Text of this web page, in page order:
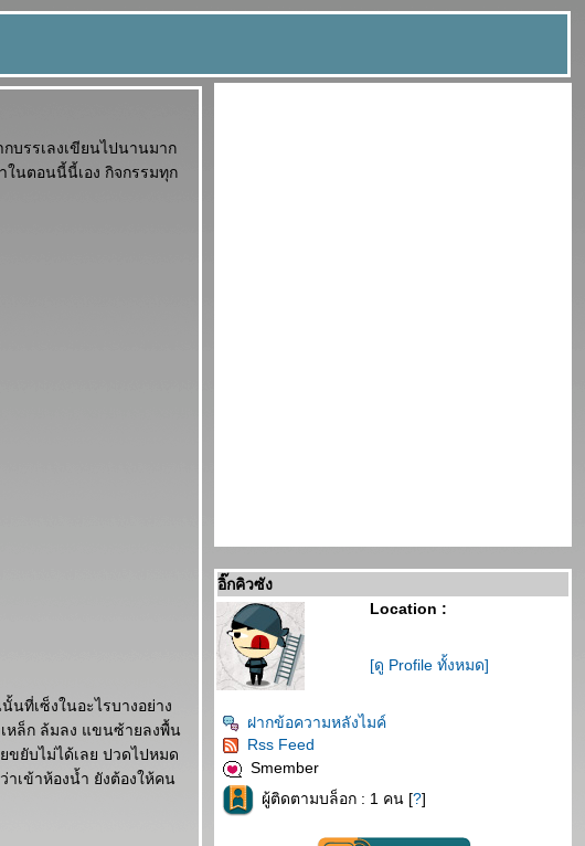
บรรเลงเขียนไปนานมาก
นตอนนี้นี้เอง กิจกรรมทุก
นที่เซ็งในอะไรบางอย่าง
หล็ก ล้มลง แขนซ้ายลงพื้น
ยับไม่ได้เลย ปวดไปหมด
เข้าห้องน้ำ ยังต้องให้คน
อิ๊กคิวซัง
Location :
[ดู Profile ทั้งหมด]
ฝากข้อความหลังไมค์
Rss Feed
Smember
ผู้ติดตามบล็อก : 1 คน [?]